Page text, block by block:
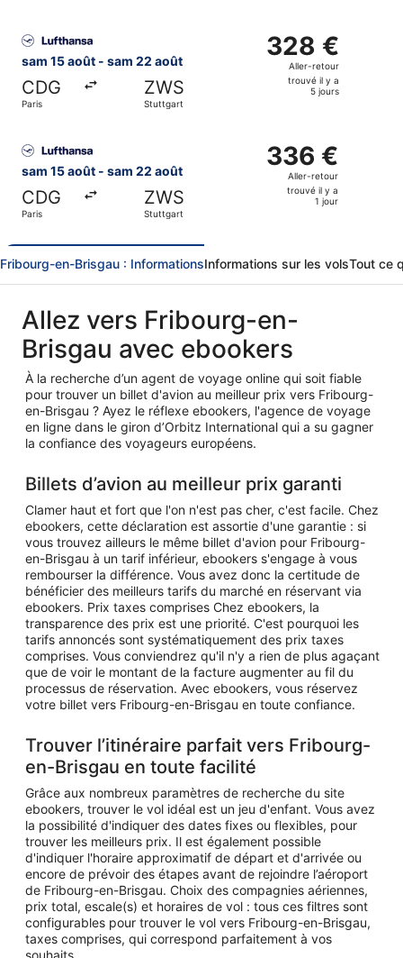
a
1
jour
sam 15 août - sam 22 août
CDG
Paris
ZWS
Stuttgart
328 €
Aller-
retour,
a
5
jours
328 €
Aller-retour
trouvé il y a
5 jours
sam 15 août - sam 22 août
CDG
Paris
ZWS
Stuttgart
336 €
Aller-
retour,
a
336 €
Aller-retour
trouvé il y a
1 jour
Fribourg-en-Brisgau : InformationsInformations sur les volsTout ce
Allez vers Fribourg-en-
Brisgau avec ebookers
À la recherche d’un agent de voyage online qui soit fiable
pour trouver un billet d'avion au meilleur prix vers Fribourg-
en-Brisgau ? Ayez le réflexe ebookers, l'agence de voyage
en ligne dans le giron d’Orbitz International qui a su gagner
la confiance des voyageurs européens.
Billets d’avion au meilleur prix garanti
Clamer haut et fort que l'on n'est pas cher, c'est facile. Chez
ebookers, cette déclaration est assortie d'une garantie : si
vous trouvez ailleurs le même billet d'avion pour Fribourg-
en-Brisgau à un tarif inférieur, ebookers s'engage à vous
rembourser la différence. Vous avez donc la certitude de
bénéficier des meilleurs tarifs du marché en réservant via
ebookers. Prix taxes comprises Chez ebookers, la
transparence des prix est une priorité. C'est pourquoi les
tarifs annoncés sont systématiquement des prix taxes
comprises. Vous conviendrez qu'il n'y a rien de plus agaçant
que de voir le montant de la facture augmenter au fil du
processus de réservation. Avec ebookers, vous réservez
votre billet vers Fribourg-en-Brisgau en toute confiance.
Trouver l’itinéraire parfait vers Fribourg-
en-Brisgau en toute facilité
Grâce aux nombreux paramètres de recherche du site
ebookers, trouver le vol idéal est un jeu d'enfant. Vous avez
la possibilité d'indiquer des dates fixes ou flexibles, pour
trouver les meilleurs prix. Il est également possible
d'indiquer l'horaire approximatif de départ et d'arrivée ou
encore de prévoir des étapes avant de rejoindre l’aéroport
de Fribourg-en-Brisgau. Choix des compagnies aériennes,
prix total, escale(s) et horaires de vol : tous ces filtres sont
configurables pour trouver le vol vers Fribourg-en-Brisgau,
taxes comprises, qui correspond parfaitement à vos